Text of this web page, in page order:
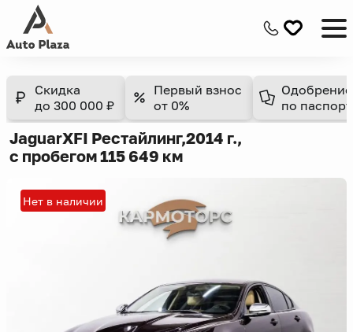
Скидка
до 300 000 ₽
Первый взнос
от 0%
Одобрение
по
JaguarXFI Рестайлинг,2014 г.,
с пробегом 115 649 км
Нет в наличии